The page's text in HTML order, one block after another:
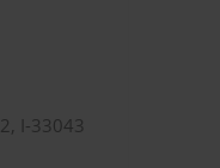
I-33043